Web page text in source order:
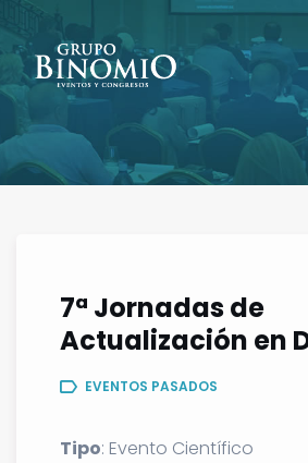
7ª Jornadas de
Actualización en
EVENTOS PASADOS
Tipo: Evento Científico